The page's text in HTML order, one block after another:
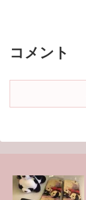
コメント